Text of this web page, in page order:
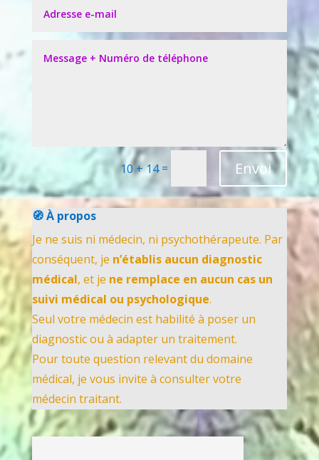
10 + 14= Envoi
🧭 À propos
Je ne suis ni médecin, ni psychothérapeute. Par
conséquent, je n’établis aucun diagnostic
médical, et je ne remplace en aucun cas un
suivi médical ou psychologique.
Seul votre médecin est habilité à poser un
diagnostic ou à adapter un traitement.
Pour toute question relevant du domaine
médical, je vous invite à consulter votre
médecin traitant.